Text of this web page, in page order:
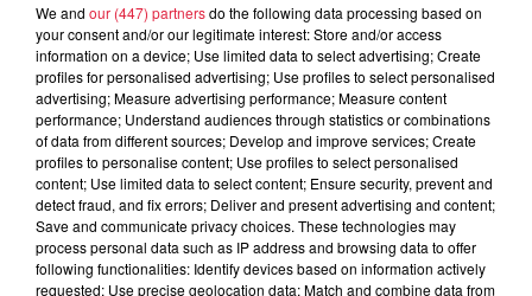
Toute l'actu
6 août 2026
À Hoerdt, de l’eau brune sort des
robinets
We and our (447) partnersdo the following data processing based on
your consent and/or our legitimate interest: Store and/or access
information on a device; Use limited data to select advertising; Create
profiles for personalised advertising; Use profiles to select personalised
advertising; Measure advertising performance; Measure content
performance; Understand audiences through statistics or combinations
of data from different sources; Develop and improve services; Create
profiles to personalise content; Use profiles to select personalised
content; Use limited data to select content; Ensure security, prevent and
detect fraud, and fix errors; Deliver and present advertising and content;
Save and communicate privacy choices. These technologies may
process personal data such as IP address and browsing data to offer
following functionalities: Identify devices based on information actively
requested; Use precise geolocation data; Match and combine data from